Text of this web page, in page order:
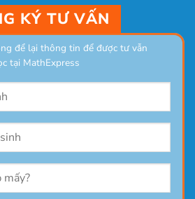
KÝ TƯ VẤN
để lại thông tin để được tư vẫn
tại MathExpress